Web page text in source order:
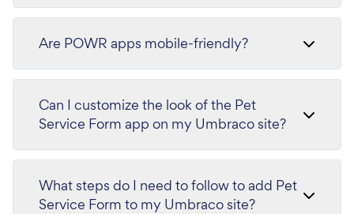
Are POWR apps mobile-friendly?
Can I customize the look of the Pet
Service Form app on my Umbraco site?
What steps do I need to follow to add Pet
Service Form to my Umbraco site?